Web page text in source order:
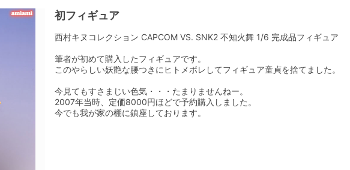
初フィギュア
西村キヌコレクション CAPCOM VS. SNK2 不知火舞 1/6 完成品フィギュア
筆者が初めて購入したフィギュアです。
このやらしい妖艶な腰つきにヒトメボレしてフィギュア童貞を捨てました。
今見てもすさまじい色気・・・たまりませんねー。
2007年当時、定価8000円ほどで予約購入しました。
今でも我が家の棚に鎮座しております。